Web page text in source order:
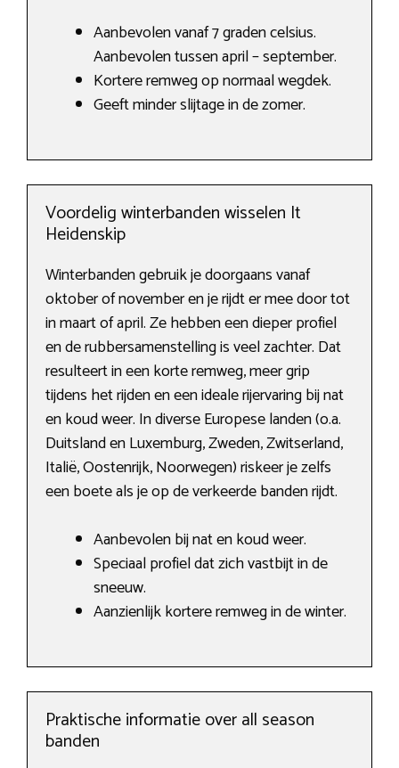
Aanbevolen vanaf 7 graden celsius.
Aanbevolen tussen april – september.
Kortere remweg op normaal wegdek.
Geeft minder slijtage in de zomer.
Voordelig winterbanden wisselen It
Heidenskip
Winterbanden gebruik je doorgaans vanaf
oktober of november en je rijdt er mee door tot
in maart of april. Ze hebben een dieper profiel
en de rubbersamenstelling is veel zachter. Dat
resulteert in een korte remweg, meer grip
tijdens het rijden en een ideale rijervaring bij nat
en koud weer. In diverse Europese landen (o.a.
Duitsland en Luxemburg, Zweden, Zwitserland,
Italië, Oostenrijk, Noorwegen) riskeer je zelfs
een boete als je op de verkeerde banden rijdt.
Aanbevolen bij nat en koud weer.
Speciaal profiel dat zich vastbijt in de
sneeuw.
Aanzienlijk kortere remweg in de winter.
Praktische informatie over all season
banden